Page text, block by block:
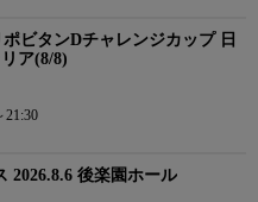
ビタンDチャレンジカップ 日
ア(8/8)
21:30
2026.8.6 後楽園ホール